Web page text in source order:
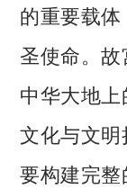
的重要载
圣使命。故
中华大地
文化与文明
要构建完